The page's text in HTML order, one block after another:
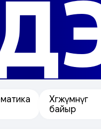
Хөгжүмнүг
байыр